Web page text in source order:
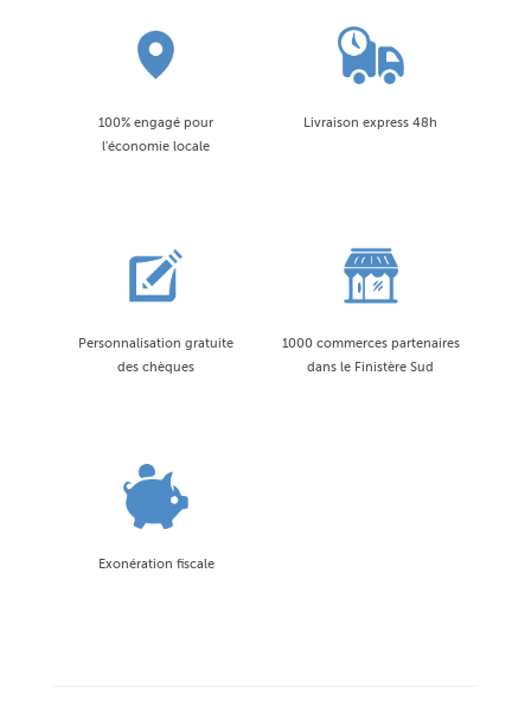
100% engagé pour
l'économie locale
Livraison express 48h
Personnalisation gratuite
des chèques
1000 commerces partenaires
dans le Finistère Sud
Exonération fiscale